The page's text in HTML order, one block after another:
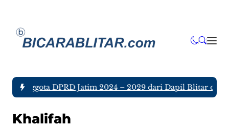
Anggota DPRD Jatim 2024 – 2029 dari Dapil Blitar dan
Khalifah